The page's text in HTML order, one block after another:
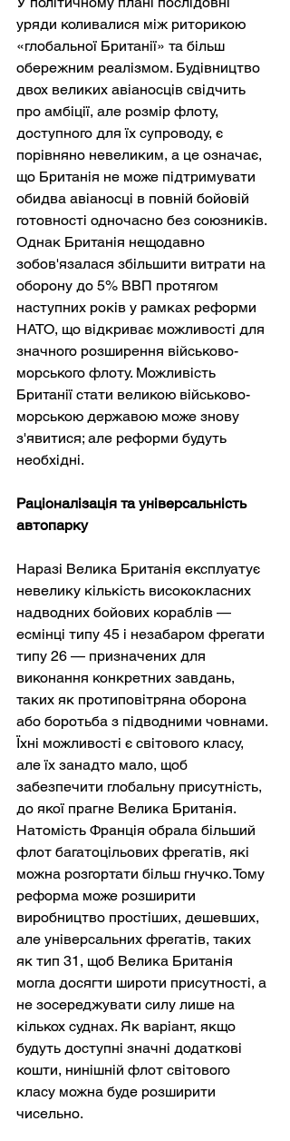
уряди коливалися між риторикою
«глобальної Британії» та більш
обережним реалізмом. Будівництво
двох великих авіаносців свідчить
про амбіції, але розмір флоту,
доступного для їх супроводу, є
порівняно невеликим, а це означає,
що Британія не може підтримувати
обидва авіаносці в повній бойовій
готовності одночасно без союзників.
Однак Британія нещодавно
зобов'язалася збільшити витрати на
оборону до 5% ВВП протягом
наступних років у рамках реформи
НАТО, що відкриває можливості для
значного розширення військово-
морського флоту. Можливість
Британії стати великою військово-
морською державою може знову
з'явитися; але реформи будуть
необхідні.
Раціоналізація та універсальність
автопарку
Наразі Велика Британія експлуатує
невелику кількість висококласних
надводних бойових кораблів —
есмінці типу 45 і незабаром фрегати
типу 26 — призначених для
виконання конкретних завдань,
таких як протиповітряна оборона
або боротьба з підводними човнами.
Їхні можливості є світового класу,
але їх занадто мало, щоб
забезпечити глобальну присутність,
до якої прагне Велика Британія.
Натомість Франція обрала більший
флот багатоцільових фрегатів, які
можна розгортати більш гнучко. Тому
реформа може розширити
виробництво простіших, дешевших,
але універсальних фрегатів, таких
як тип 31, щоб Велика Британія
могла досягти широти присутності, а
не зосереджувати силу лише на
кількох суднах. Як варіант, якщо
будуть доступні значні додаткові
кошти, нинішній флот світового
класу можна буде розширити
чисельно.